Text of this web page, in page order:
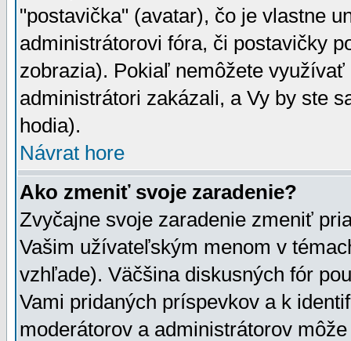
"postavička" (avatar), čo je vlastne
administrátorovi fóra, či postavičky
zobrazia). Pokiaľ nemôžete
administrátori zakázali, a Vy by ste
hodia).
Návrat hore
Ako zmeniť svoje zaradenie?
Zvyčajne svoje zaradenie zmeniť
Vašim užívateľským menom v
vzhľade). Väčšina diskusných fór
Vami pridaných príspevkov a k
moderátorov a administrátorov